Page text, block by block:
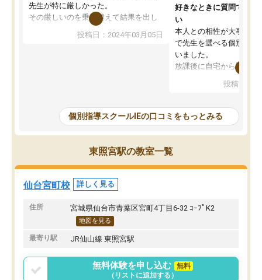
先生が特に厳しかった。
その厳しいのを乗り越えて結果を出し
た時ちゃんと塾長先生が褒めてくれた
ので、また褒められたいと思い更に頑
IEに通っていたおかげで学校のテスト
はほとんど100点以外は取らなかった
が、カリキュラムも指導内容もしっか
りしていたのにも関わらず私立中学受
験では結果を残せず非常に申し訳なか
った。
投稿日：2024年03月05日
好きなときに質問できる
い
本人との相性が大事だと
で先生を選べる個別指導
いました。
放課後に自宅から通える
整頓されていたことが
は、小学生に理解できる
時事的な例えを交えて説
ものだったから、受講後
ことで、今はやめてしま
オススメしたいです。
投稿日：
個別指導スクールIEの口コミをもっとみる
東照宮駅の教室一覧
仙台宮町校 詳しく見る
住所 宮城県仙台市青葉区宮町4丁目6-32 ｺｰﾌﾟK2
地図を見る
最寄り駅 JR仙山線 東照宮駅
無料体験を申し込む
無料
（リストに追加する）